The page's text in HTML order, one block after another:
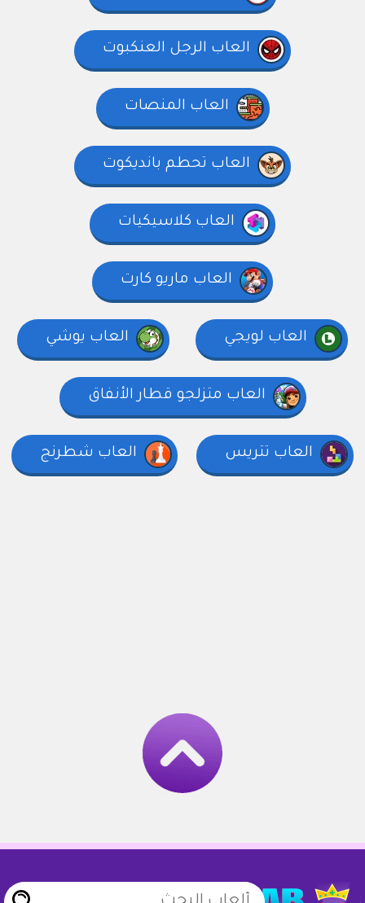
العاب الرجل العنكبوت
العاب المنصات
العاب تحطم بانديكوت
العاب كلاسيكيات
العاب ماريو كارت
العاب لويجي العاب يوشي
العاب متزلجو قطار الأنفاق
العاب تتريس العاب شطرنج